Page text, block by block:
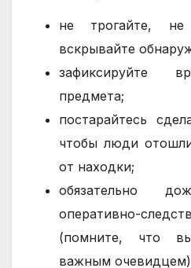
не трогайте, не
вскрывайте
зафиксируйте
предмета;
постарайтесь
чтобы люди
от находки;
обязательно
оперативно-
(помните, что
важным